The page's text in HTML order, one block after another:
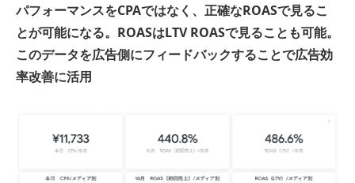
パフォーマンスをCPAではなく、正確なROASで見るこ
とが可能になる。ROASはLTV ROASで見ることも可能。
このデータを広告側にフィードバックすることで広告効
率改善に活用